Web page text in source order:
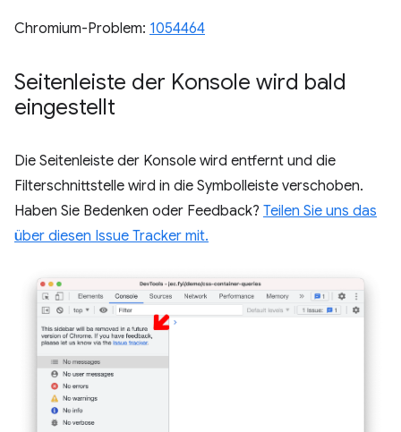
Chromium-Problem: 1054464
Seitenleiste der Konsole wird bald
eingestellt
Die Seitenleiste der Konsole wird entfernt und die
Filterschnittstelle wird in die Symbolleiste verschoben.
Haben Sie Bedenken oder Feedback? Teilen Sie uns das
über diesen Issue Tracker mit.